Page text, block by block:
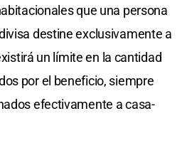
que una persona
destine exclusivamente a
un límite en la cantidad
por el beneficio, siempre
efectivamente a casa-